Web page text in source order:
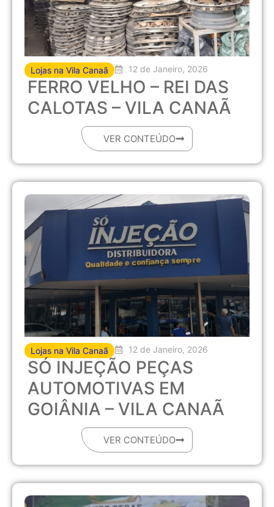
Lojas na Vila Canaã 12 de Janeiro, 2026
FERRO VELHO – REI DAS
CALOTAS – VILA CANAÃ
VER CONTEÚDO
Lojas na Vila Canaã 12 de Janeiro, 2026
SÓ INJEÇÃO PEÇAS
AUTOMOTIVAS EM
GOIÂNIA – VILA CANAÃ
VER CONTEÚDO